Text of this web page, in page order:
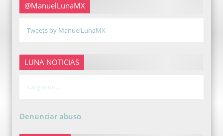
@ManuelLunaMX
Tweets by ManuelLunaMX
LUNA NOTICIAS
Cargando...
Denunciar abuso